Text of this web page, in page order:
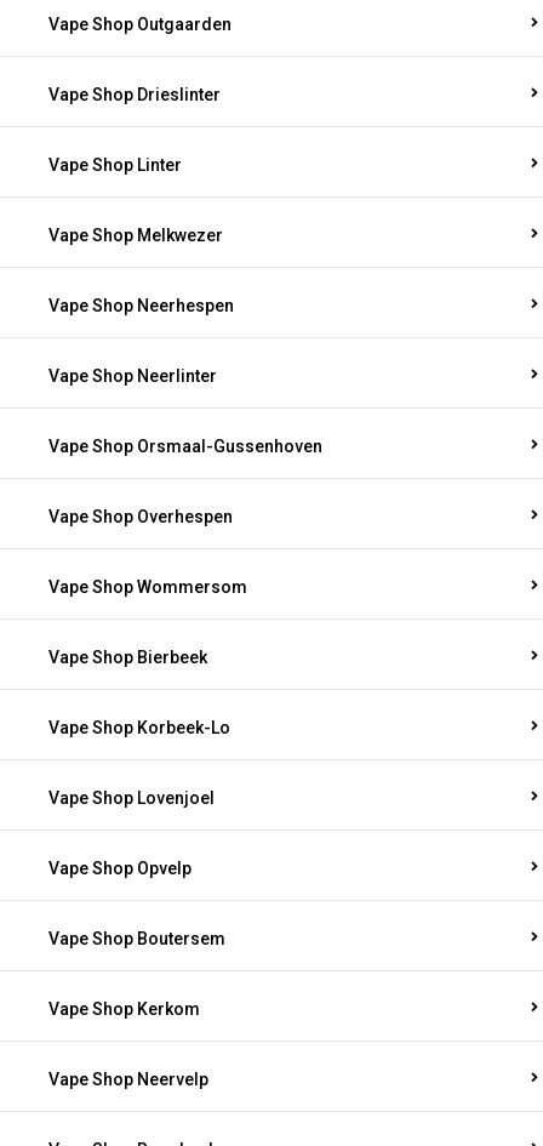
Vape Shop Outgaarden
Vape Shop Drieslinter
Vape Shop Linter
Vape Shop Melkwezer
Vape Shop Neerhespen
Vape Shop Neerlinter
Vape Shop Orsmaal-Gussenhoven
Vape Shop Overhespen
Vape Shop Wommersom
Vape Shop Bierbeek
Vape Shop Korbeek-Lo
Vape Shop Lovenjoel
Vape Shop Opvelp
Vape Shop Boutersem
Vape Shop Kerkom
Vape Shop Neervelp